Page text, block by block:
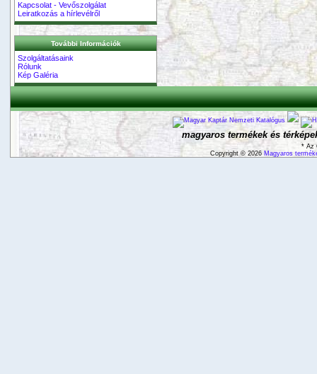
Kapcsolat - Vevőszolgálat
Leiratkozás a hírlevélről
További Információk
Szolgáltatásaink
Rólunk
Kép Galéria
magyaros termékek és
* Az
Copyright © 2026 Magyaros